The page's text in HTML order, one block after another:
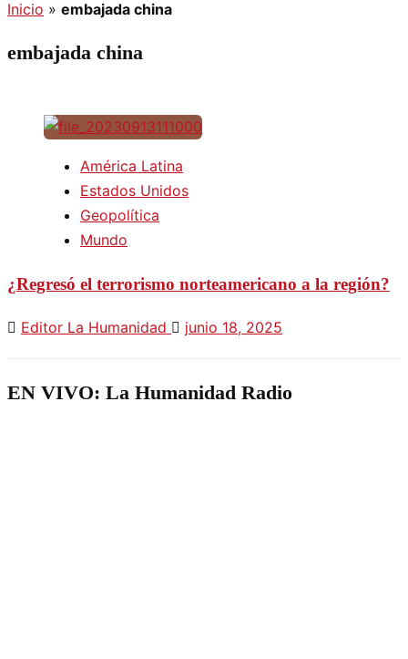
Inicio » embajada china
embajada china
América Latina
Estados Unidos
Geopolítica
Mundo
¿Regresó el terrorismo norteamericano a la región?
Editor La Humanidad junio 18, 2025
EN VIVO: La Humanidad Radio